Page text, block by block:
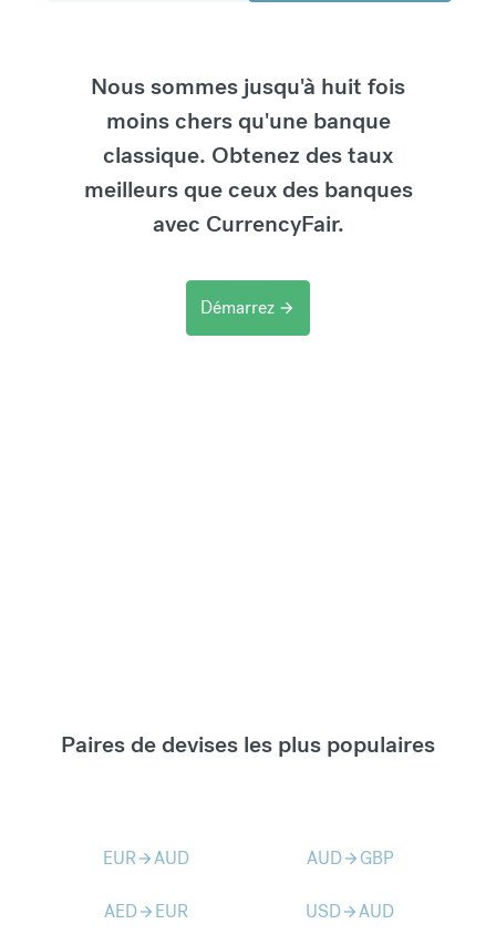
Nous sommes jusqu'à huit fois
moins chers qu'une banque
classique. Obtenez des taux
meilleurs que ceux des banques
avec CurrencyFair.
Démarrez arrow_forward
Paires de devises les plus populaires
EURarrow_forwardAUD AUDarrow_forward GBP
AEDarrow_forward EUR USDarrow_forwardAUD